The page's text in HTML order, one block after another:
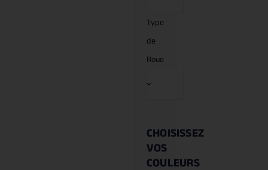
Type
de
Roue
CHOISISSEZ
VOS
COULEURS